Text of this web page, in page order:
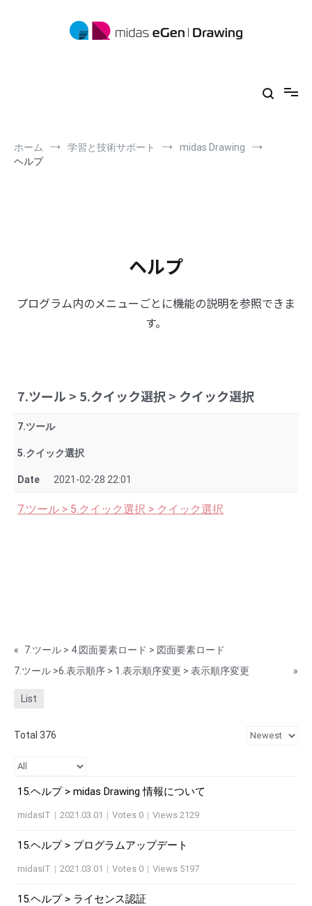
ホーム 学習と技術サポート
midas Drawing
ヘルプ
ヘルプ
プログラム内のメニューごとに機能の説明を参照できま
す。
7.ツール > 5.クイック選択 > クイック選択
7.ツール
5.クイック選択
Date 2021-02-28 22:01
7.ツール > 5.クイック選択 > クイック選択
«
7.ツール > 4.図面要素ロード > 図面要素ロード
7.ツール >6.表示順序 > 1.表示順序変更 > 表示順序変更
»
List
Total 376
15.ヘルプ > midas Drawing 情報について
midasIT | 2021.03.01 | Votes 0 | Views 2129
15.ヘルプ > プログラムアップデート
midasIT | 2021.03.01 | Votes 0 | Views 5197
15.ヘルプ > ライセンス認証